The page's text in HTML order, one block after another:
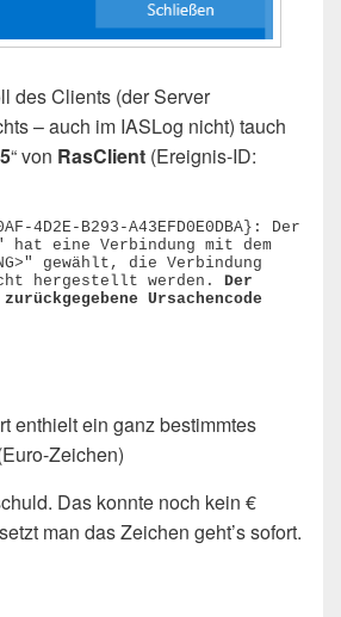
des Clients (der Server
– auch im IASLog nicht) tauch
“ von RasClient (Ereignis-ID:
4D2E-B293-A43EFD0E0DBA}: Der
hat eine Verbindung mit dem
gewählt, die Verbindung
hergestellt werden. Der
Ursachencode
enthielt ein ganz bestimmtes
Zeichen)
Das konnte noch kein €
man das Zeichen geht’s sofort.